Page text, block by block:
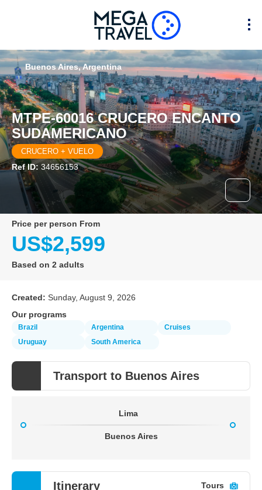
MTPE-60016 CRUCERO ENCANTO
SUDAMERICANO
CRUCERO + VUELO
Ref ID: 34656153
Buenos Aires, Argentina
price per person From
US$2,599
Based on 2 adults
Created: Sunday, August 9, 2026
Our programs
Brazil Argentina
Cruises
Uruguay
South America
Transport to Buenos Aires
Lima
Buenos Aires
Itinerary Tours